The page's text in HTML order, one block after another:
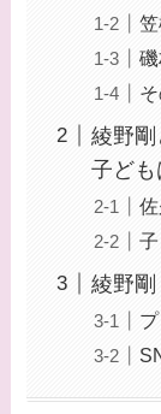
綾野剛
子ども
綾野